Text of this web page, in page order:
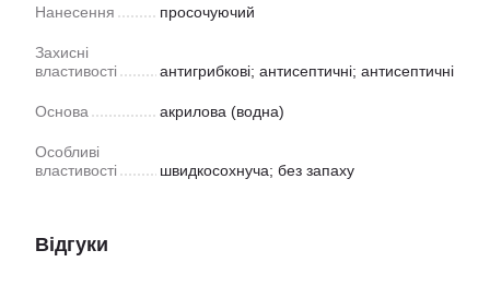
Нанесення просочуючий
Захисні
властивості
антигрибкові; антисептичні; антисептичні
Основа акрилова (водна)
Особливі
властивості
швидкосохнуча; без запаху
Відгуки